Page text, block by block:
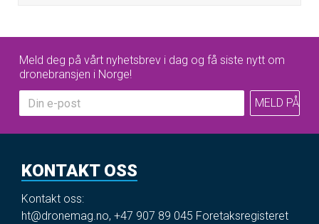
Meld deg på vårt nyhetsbrev i dag og få siste nytt om
dronebransjen i Norge!
KONTAKT OSS
Kontakt oss:
ht@dronemag.no, +47 907 89 045 Foretaksregisteret